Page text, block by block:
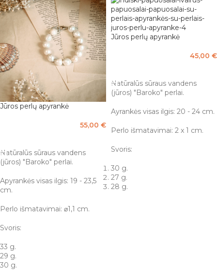
Jūros perlų apyrankė
55,00 €
Natūralūs sūraus vandens
(jūros) "Baroko" perlai.
Apyrankės visas ilgis: 19 - 23,5
cm.
Perlo išmatavimai: ⌀1,1 cm.
Svoris:
33 g.
29 g.
30 g.
Jūros perlų apyrankė
45,00 €
Natūralūs sūraus vandens
(jūros) "Baroko" perlai.
Ayrankės visas ilgis: 20 - 24 cm.
Perlo išmatavimai: 2 x 1 cm.
Svoris:
30 g.
27 g.
28 g.